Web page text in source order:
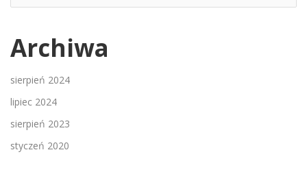
Archiwa
sierpień 2024
lipiec 2024
sierpień 2023
styczeń 2020